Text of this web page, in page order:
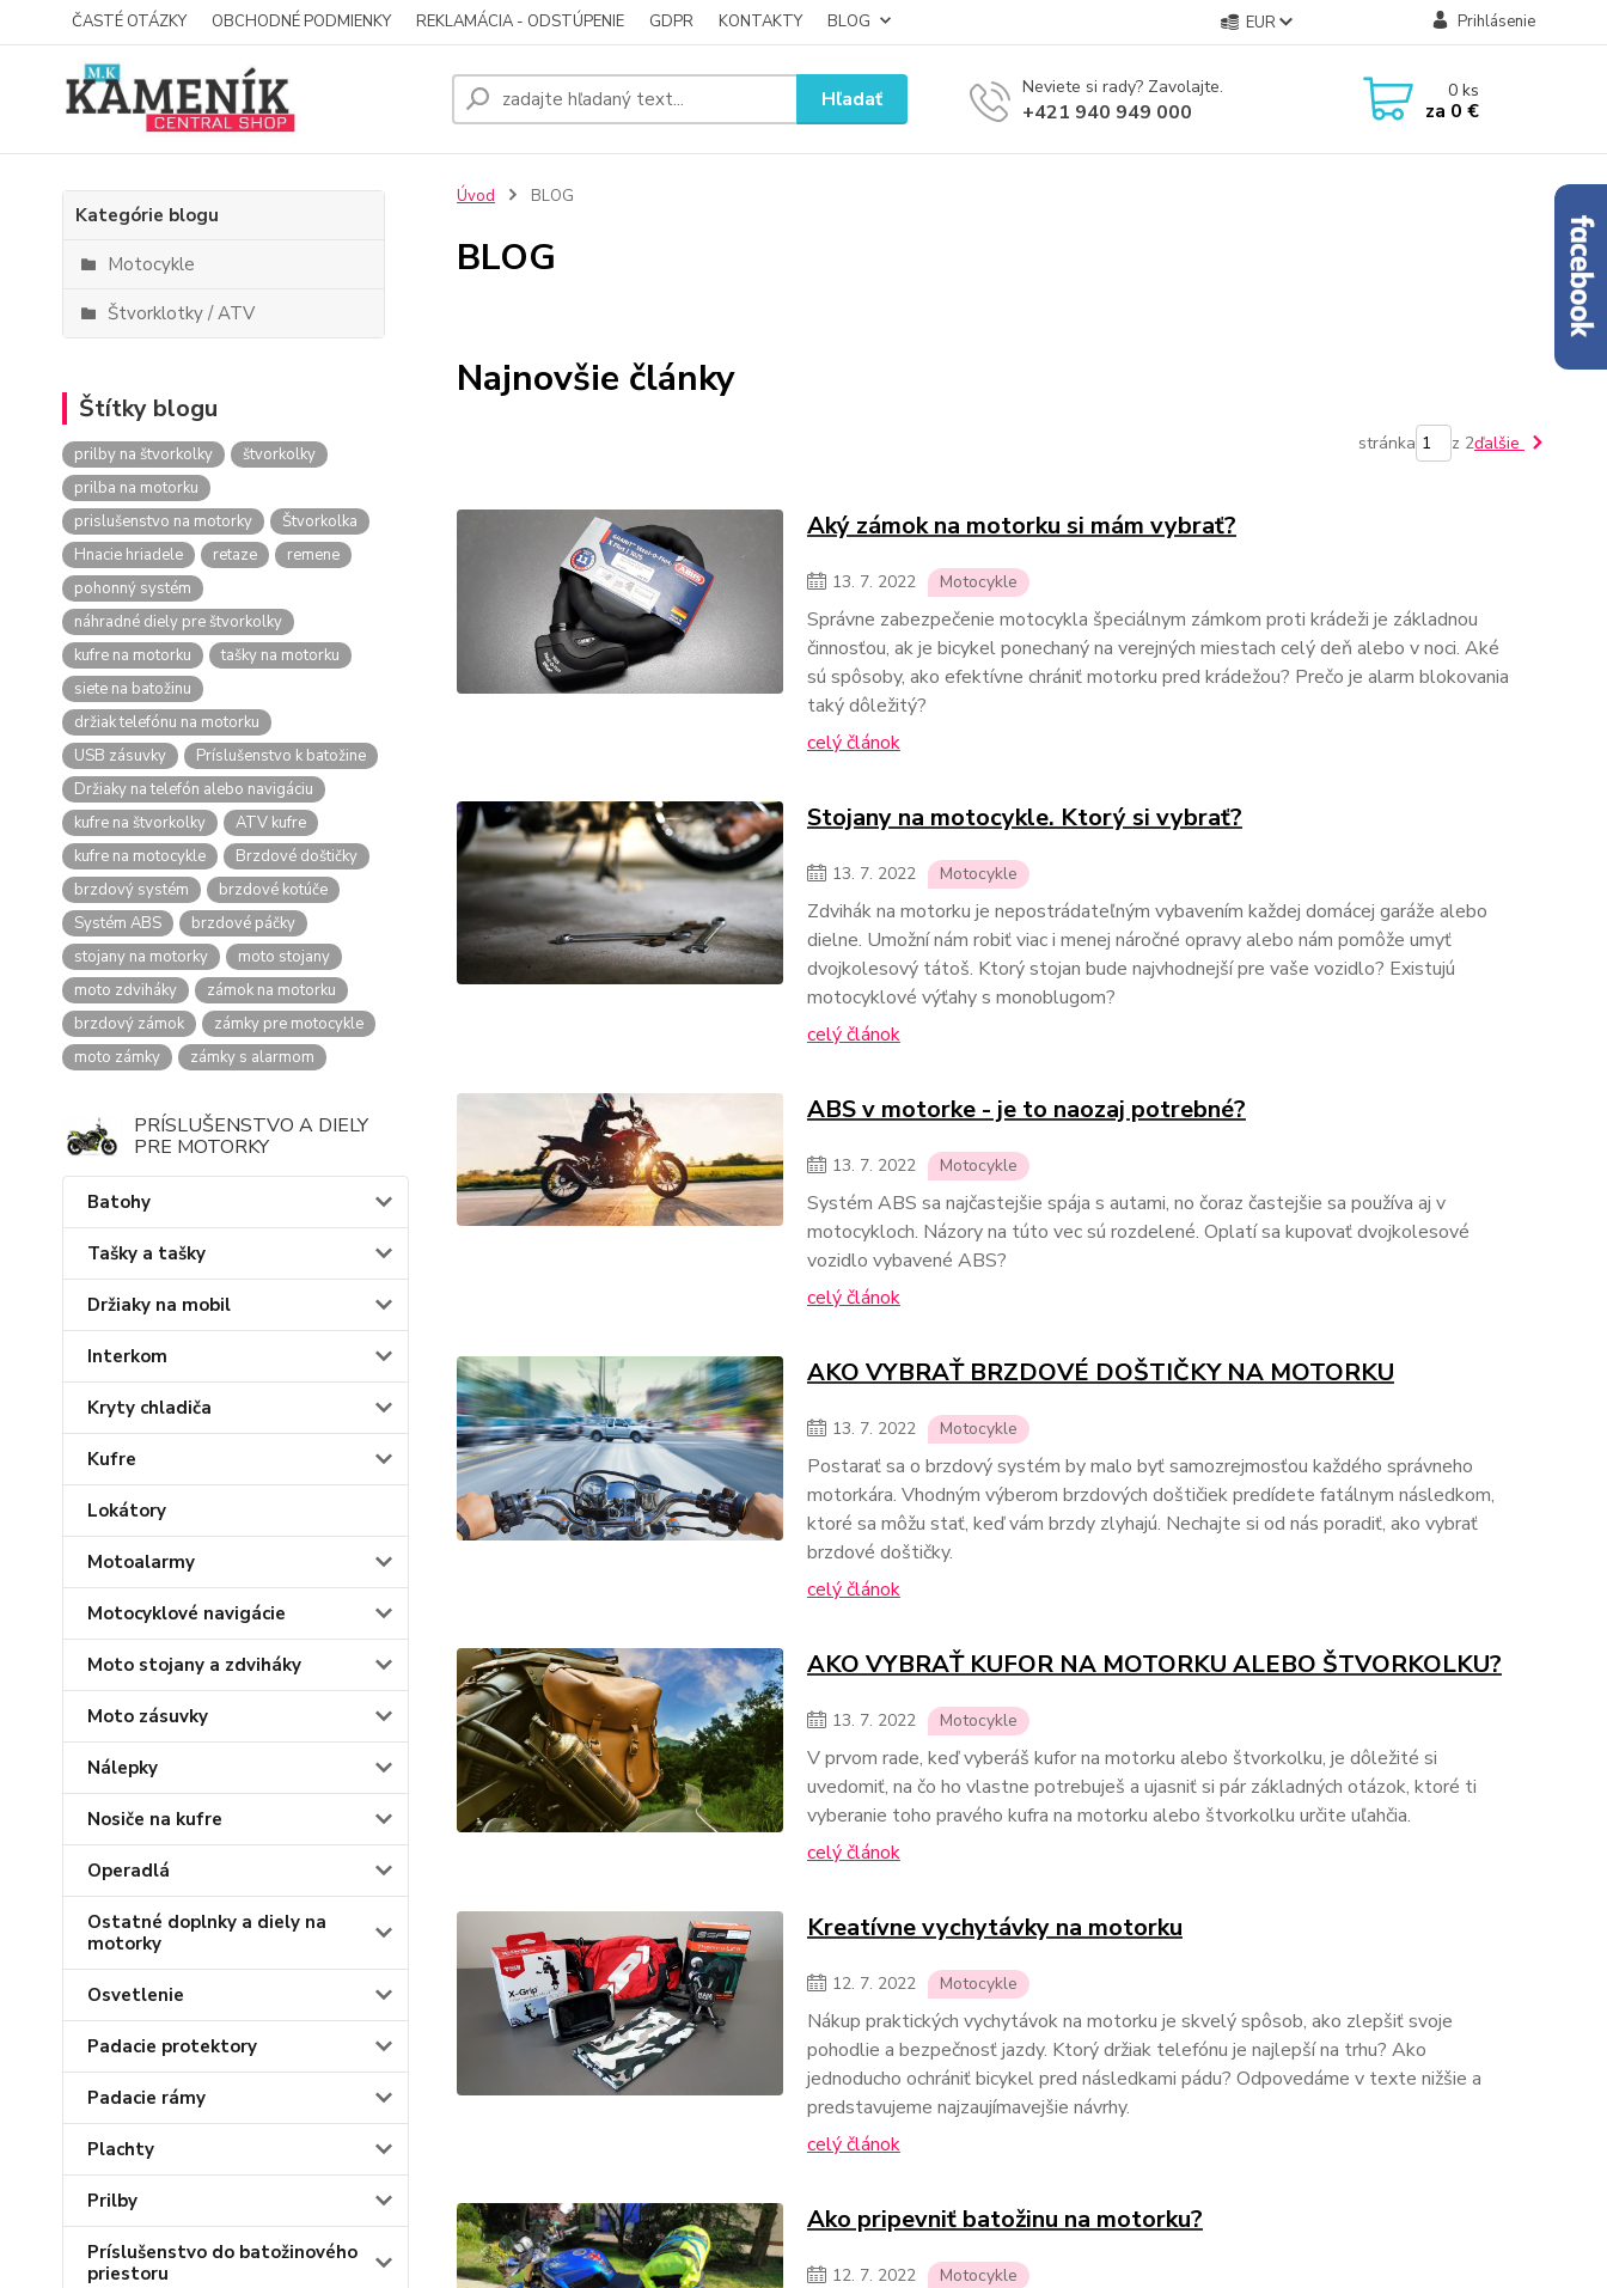
ČASTÉ OTÁZKY OBCHODNÉ PODMIENKY REKLAMÁCIA - ODSTÚPENIE GDPR KONTAKTY BLOG EUR Prihlásenie
Hľadať Neviete si rady? Zavolajte.
+421 940 949 000
0ks
za 0 €
Kategórie blogu
Motocykle
Štvorklotky / ATV
Štítky blogu
prilby na štvorkolky
štvorkolky
prilba na motorku
prislušenstvo na motorky
Štvorkolka
Hnacie hriadele
retaze
remene
pohonný systém
náhradné diely pre štvorkolky
kufre na motorku
tašky na motorku
siete na batožinu
držiak telefónu na motorku
USB zásuvky
Príslušenstvo k batožine
Držiaky na telefón alebo navigáciu
kufre na štvorkolky
ATV kufre
kufre na motocykle
Brzdové doštičky
brzdový systém
brzdové kotúče
Systém ABS
brzdové páčky
stojany na motorky
moto stojany
moto zdviháky
zámok na motorku
brzdový zámok
zámky pre motocykle
moto zámky
zámky s alarmom
PRÍSLUŠENSTVO A DIELY
PRE MOTORKY
Batohy
Tašky a tašky
Držiaky na mobil
Interkom
Kryty chladiča
Kufre
Lokátory
Motoalarmy
Motocyklové navigácie
Moto stojany a zdviháky
Moto zásuvky
Nálepky
Nosiče na kufre
Operadlá
Ostatné doplnky a diely na
motorky
Osvetlenie
Padacie protektory
Padacie rámy
Plachty
Prilby
Príslušenstvo do batožinového
priestoru
Úvod BLOG
BLOG
Najnovšie články
stránka z 2ďalšie
Aký zámok na motorku si mám vybrať?
13. 7. 2022 Motocykle
Správne zabezpečenie motocykla špeciálnym zámkom proti krádeži je základnou
činnosťou, ak je bicykel ponechaný na verejných miestach celý deň alebo v noci. Aké
sú spôsoby, ako efektívne chrániť motorku pred krádežou? Prečo je alarm blokovania
taký dôležitý?
celý článok
Stojany na motocykle. Ktorý si vybrať?
13. 7. 2022 Motocykle
Zdvihák na motorku je nepostrádateľným vybavením každej domácej garáže alebo
dielne. Umožní nám robiť viac i menej náročné opravy alebo nám pomôže umyť
dvojkolesový tátoš. Ktorý stojan bude najvhodnejší pre vaše vozidlo? Existujú
motocyklové výťahy s monoblugom?
celý článok
ABS v motorke - je to naozaj potrebné?
13. 7. 2022 Motocykle
Systém ABS sa najčastejšie spája s autami, no čoraz častejšie sa používa aj v
motocykloch. Názory na túto vec sú rozdelené. Oplatí sa kupovať dvojkolesové
vozidlo vybavené ABS?
celý článok
AKO VYBRAŤ BRZDOVÉ DOŠTIČKY NA MOTORKU
13. 7. 2022 Motocykle
Postarať sa o brzdový systém by malo byť samozrejmosťou každého správneho
motorkára. Vhodným výberom brzdových doštičiek predídete fatálnym následkom,
ktoré sa môžu stať, keď vám brzdy zlyhajú. Nechajte si od nás poradiť, ako vybrať
brzdové doštičky.
celý článok
AKO VYBRAŤ KUFOR NA MOTORKU ALEBO ŠTVORKOLKU?
13. 7. 2022 Motocykle
V prvom rade, keď vyberáš kufor na motorku alebo štvorkolku, je dôležité si
uvedomiť, na čo ho vlastne potrebuješ a ujasniť si pár základných otázok, ktoré ti
vyberanie toho pravého kufra na motorku alebo štvorkolku určite uľahčia.
celý článok
Kreatívne vychytávky na motorku
12. 7. 2022 Motocykle
Nákup praktických vychytávok na motorku je skvelý spôsob, ako zlepšiť svoje
pohodlie a bezpečnosť jazdy. Ktorý držiak telefónu je najlepší na trhu? Ako
jednoducho ochrániť bicykel pred následkami pádu? Odpovedáme v texte nižšie a
predstavujeme najzaujímavejšie návrhy.
celý článok
Ako pripevniť batožinu na motorku?
12. 7. 2022 Motocykle